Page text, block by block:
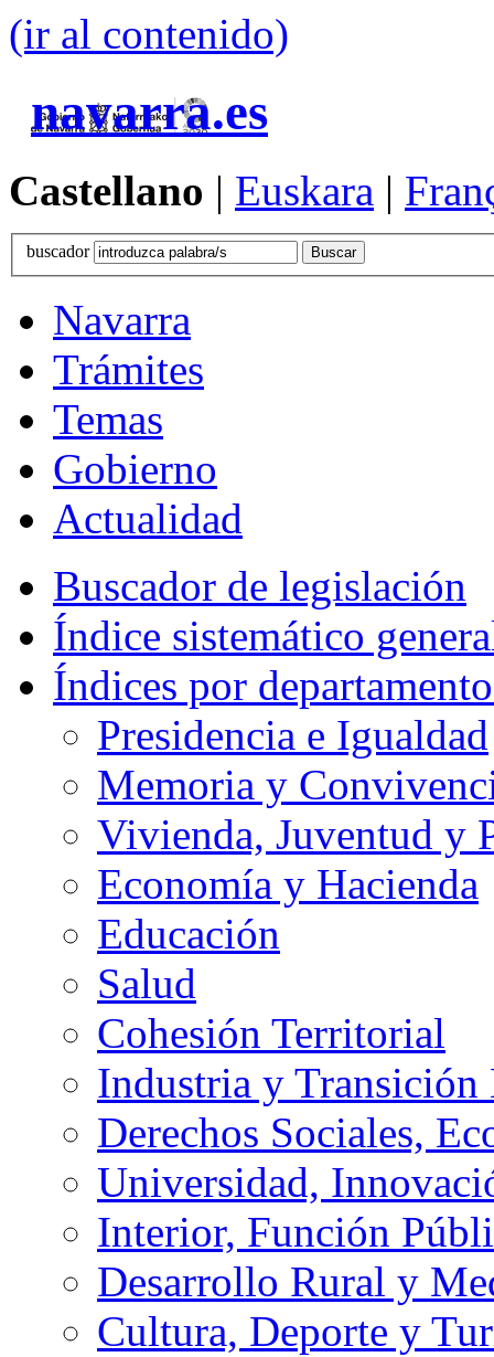
(ir al contenido)
navarra.es
Castellano | Euskara |
buscador
Navarra
Trámites
Temas
Gobierno
Actualidad
Buscador de legislación
Índice sistemático
Índices por
Presidencia e Igualdad
Memoria y
Vivienda, Juventud y
Economía y Hacienda
Educación
Salud
Cohesión Territorial
Industria y
Derechos Sociales,
Universidad,
Interior, Función
Desarrollo Rural y
Cultura, Deporte y